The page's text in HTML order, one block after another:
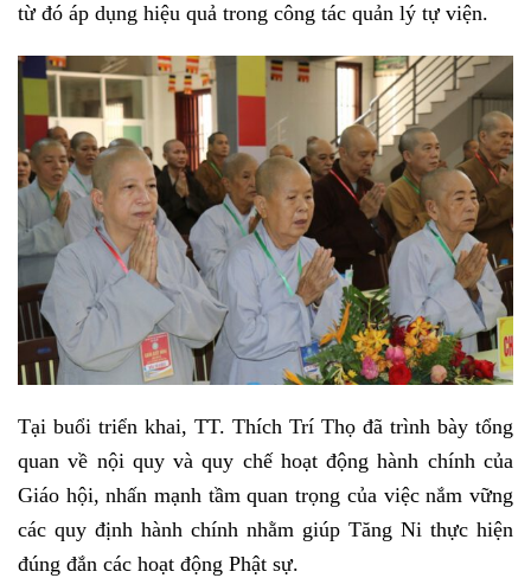
từ đó áp dụng hiệu quả trong công tác quản lý tự viện.
Tại buổi triển khai, TT. Thích Trí Thọ đã trình bày tổng
quan về nội quy và quy chế hoạt động hành chính của
Giáo hội, nhấn mạnh tầm quan trọng của việc nắm vững
các quy định hành chính nhằm giúp Tăng Ni thực hiện
đúng đắn các hoạt động Phật sự.